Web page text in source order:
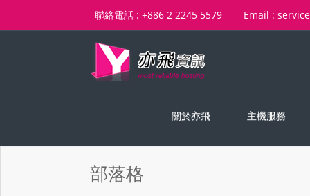
聯絡電話 : +886 2 2245 5579 Email :
關於亦飛 主機服務
部落格